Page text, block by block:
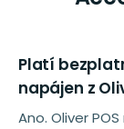
Platí
napájen z
Ano. Oliver